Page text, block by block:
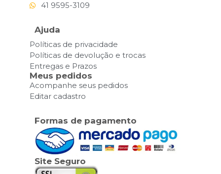
41 9595-3109
Ajuda
Políticas de privacidade
Políticas de devolução e trocas
Entregas e Prazos
Meus pedidos
Acompanhe seus pedidos
Editar cadastro
Formas de pagamento
Site Seguro